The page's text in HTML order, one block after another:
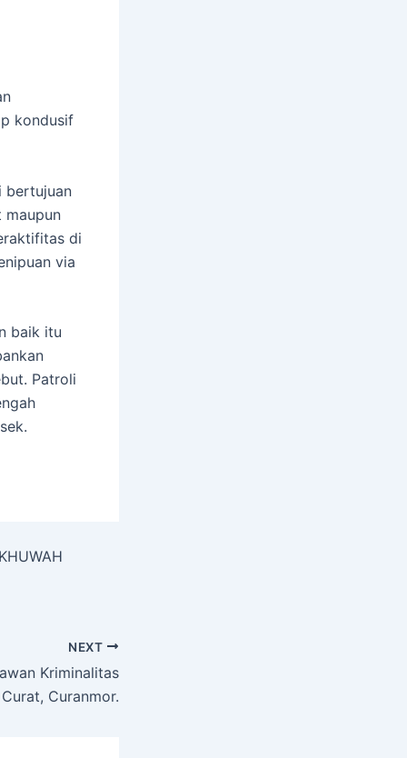
kondusif
bertujuan
maupun
di
via
baik itu
Patroli
NEXT
Kriminalitas
Curanmor.